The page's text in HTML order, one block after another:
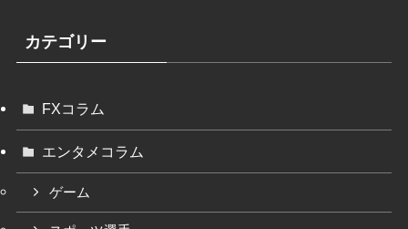
カテゴリー
FXコラム
エンタメコラム
ゲーム